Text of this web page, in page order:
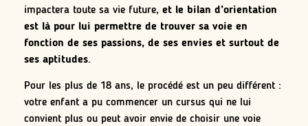
impactera toute sa vie future, et le bilan d’orientation
est là pour lui permettre de trouver sa voie en
fonction de ses passions, de ses envies et surtout de
ses aptitudes.
Pour les plus de 18 ans, le procédé est un peu différent :
votre enfant a pu commencer un cursus qui ne lui
convient plus ou peut avoir envie de choisir une voie